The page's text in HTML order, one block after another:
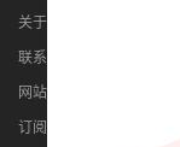
关于我们
联系我们
网站地图
订阅RSS